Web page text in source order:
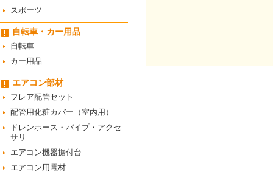
スポーツ
自転車・カー用品
自転車
カー用品
エアコン部材
フレア配管セット
配管用化粧カバー（室内用）
ドレンホース・パイプ・アクセ
サリ
エアコン機器据付台
エアコン用電材